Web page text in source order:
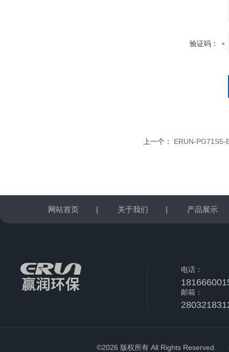
验证码：
上一个： ERUN-PG71S5-
网站首页 | 关于我们 | 产品展示
电话：
邮箱：
©2026 版权所有 All Rights Reserved.